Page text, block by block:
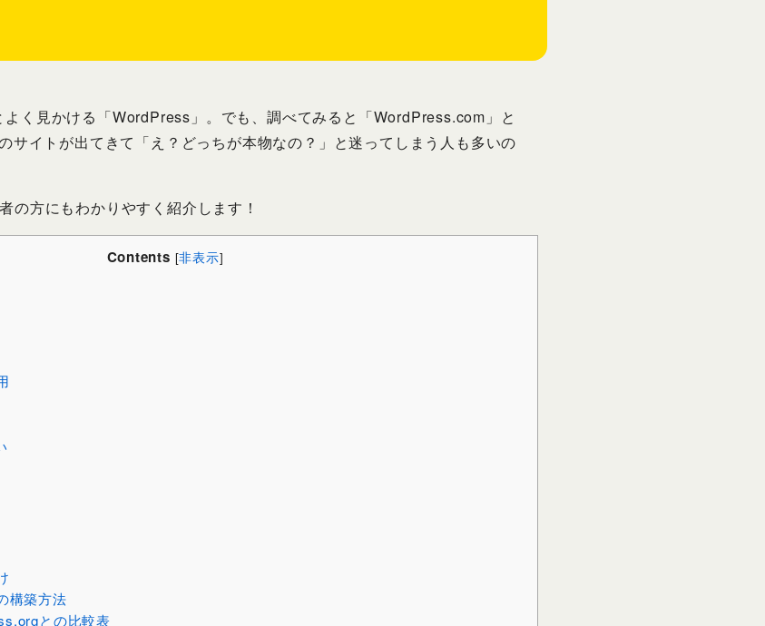
く見かける「WordPress」。でも、調べてみると「WordPress.com」と
サイトが出てきて「え？どっちが本物なの？」と迷ってしまう人も多いの
の方にもわかりやすく紹介します！
Contents [非表示]
構築方法
との比較表